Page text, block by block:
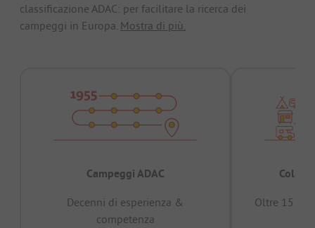
classificazione ADAC: per facilitare la ricerca dei
campeggi in Europa. Mostra di più.
Campeggi ADAC
Decenni di esperienza &
competenza
Oltre 15